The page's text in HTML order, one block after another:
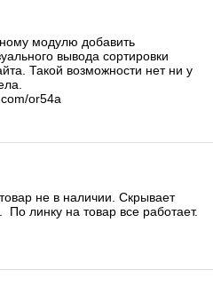
модулю добавить
вывода сортировки
Такой возможности нет ни у
or54a
не в наличии. Скрывает
линку на товар все работает.